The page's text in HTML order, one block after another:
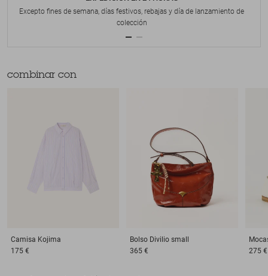
Excepto fines de semana, días festivos, rebajas y día de lanzamiento de
colección
combinar con
Camisa Kojima
175 €
Bolso Divilio small
365 €
275 €